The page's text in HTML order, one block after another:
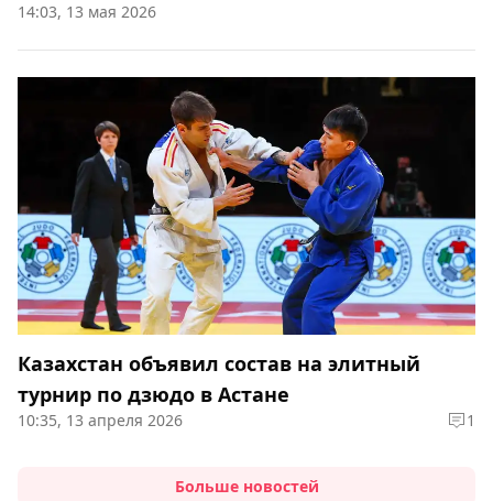
14:03, 13 мая 2026
Казахстан объявил состав на элитный
турнир по дзюдо в Астане
10:35, 13 апреля 2026 1
Больше новостей